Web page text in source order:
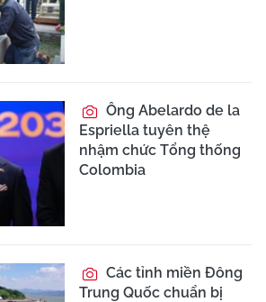
Ông Abelardo de la
Espriella tuyên thệ
nhậm chức Tổng thống
Colombia
Các tỉnh miền Đông
Trung Quốc chuẩn bị